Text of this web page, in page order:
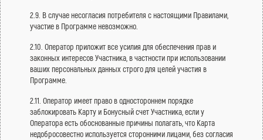
2.9. В случае несогласия потребителя c настоящими Правилами,
участие в Программе невозможно.
2.10. Оператор приложит все усилия для обеспечения прав и
законных интересов Участника, в частности при использовании
ваших персональных данных строго для целей участия в
Программе.
2.11. Оператор имеет право в одностороннем порядке
заблокировать Карту и Бонусный счет Участника, если у
Оператора есть обоснованные причины полагать, что Карта
недобросовестно используется сторонними лицами, без согласия